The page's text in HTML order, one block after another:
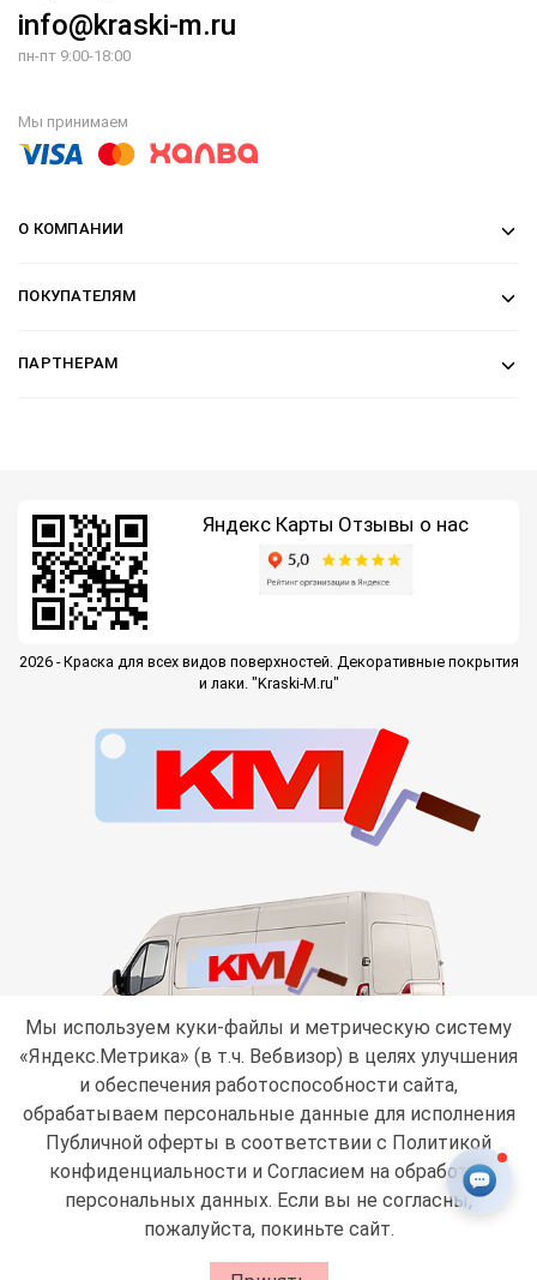
info@kraski-m.ru
пн-пт 9:00-18:00
Мы принимаем
О КОМПАНИИ
ПОКУПАТЕЛЯМ
ПАРТНЕРАМ
Яндекс Карты Отзывы о нас
2026 - Краска для всех видов поверхностей. Декоративные покрытия
и лаки. "Kraski-M.ru"
Мы используем куки-файлы и метрическую систему
«Яндекс.Метрика» (в т.ч. Вебвизор) в целях улучшения
и обеспечения работоспособности сайта,
обрабатываем персональные данные для исполнения
Публичной оферты в соответствии с Политикой
конфиденциальностии Согласием на обработку
персональных данных. Если вы не согласны,
пожалуйста, покиньте сайт.